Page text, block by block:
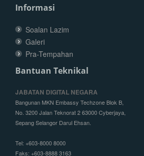
Informasi
Soalan Lazim
Galeri
Pra-Tempahan
Bantuan Teknikal
JABATAN DIGITAL NEGARA
Bangunan MKN Embassy Techzone Blok B,
No. 3200 Jalan Teknorat 2 63000 Cyberjaya,
Sepang Selangor Darul Ehsan.
Tel: +603-8000 8000
Faks: +603-8888 3163